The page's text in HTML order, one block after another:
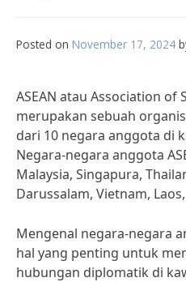
Posted on November 17, 2024
ASEAN atau Association of
merupakan sebuah
dari 10 negara anggota di
Negara-negara anggota
Malaysia, Singapura,
Darussalam, Vietnam,
Mengenal negara-negara
hal yang penting untuk
hubungan diplomatik di